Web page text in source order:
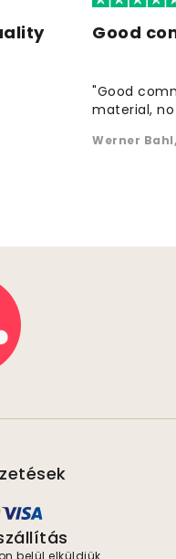
Good
"Good
material,
Werner Bahl
belül elküldjük.